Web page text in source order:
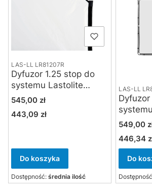
LAS-LL LR81207R
Dyfuzor 1.25 stop do
systemu Lastolite
Skylite Rapid 1.1 x 2 m
Cena
545,00 zł
Cena
443,09 zł
Do koszyka
Dostępność: średnia ilość
LAS-LL
Skylite
Cena
549,00
Cena
446,34
Do